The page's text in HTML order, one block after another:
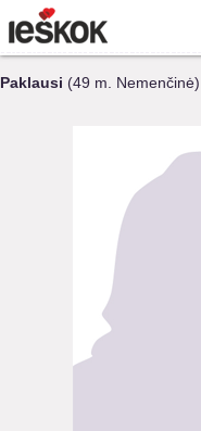
Paklausi (49 m. Nemenčinė)